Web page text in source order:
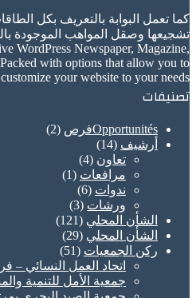
كما تعمل البوابة بالتعريف بكل
تشجيعها وصقل المواهب الموجودة
WordPress Newspaper, Magazine,
with options that allow you to
your website to your needs.
تصنيفات
Opportunitésفرص
(2)
أرشيف (14)
تعاون (4)
مرافعات (1)
ندوات (6)
ورشات (3)
الشأن المحلي (121)
الشأن المحلي (29)
ركن الجمعيات (51)
اتحاد العمل النسائي –
جمعية الأمل للتنمية